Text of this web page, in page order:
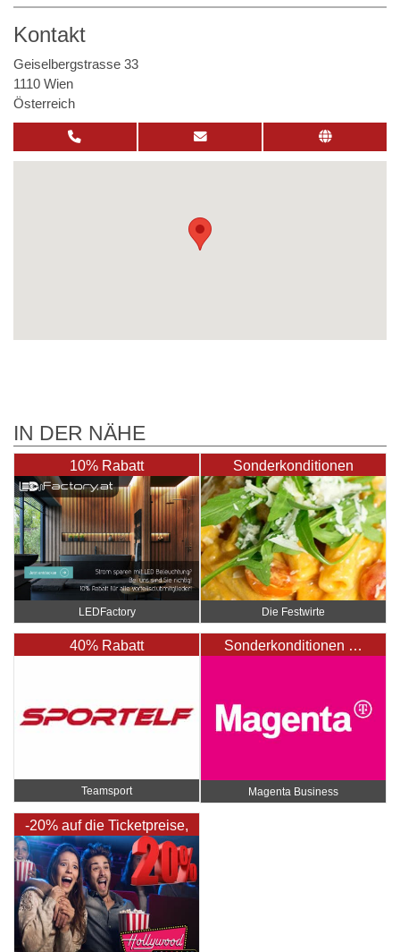
Kontakt
Geiselbergstrasse 33
1110 Wien
Österreich
IN DER NÄHE
10% Rabatt
LEDFactory
Sonderkonditionen
Die Festwirte
40% Rabatt
Teamsport
Sonderkonditionen …
Magenta Business
-20% auf die Ticketpreise,
-10% am Kinobuffet …